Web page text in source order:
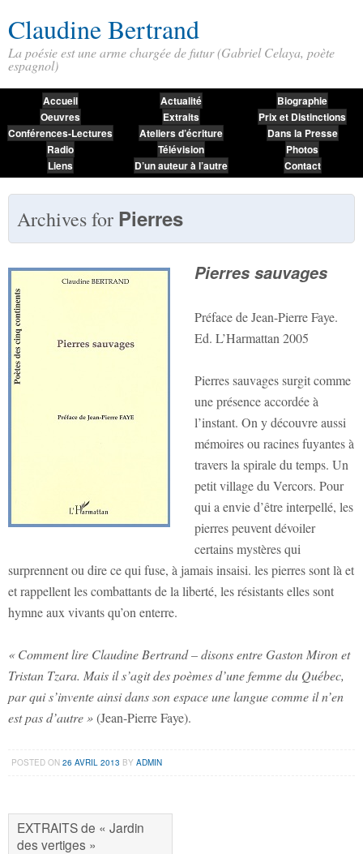
Claudine Bertrand
La poésie est une arme chargée de futur (Gabriel Celaya, poète
espagnol)
Accueil Actualité
Biographie
Oeuvres
Extraits
Prix et Distinctions
Conférences-Lectures
Ateliers d’écriture
Dans la Presse
Radio
Télévision
Photos
Liens
D’un auteur à l’autre Contact
Archives for Pierres
Pierres sauvages
Préface de Jean-Pierre Faye.
Ed. L’Harmattan 2005
Pierres sauvages surgit comme
une présence accordée à
l’instant. On y découvre aussi
mémoires ou racines fuyantes à
travers la spirale du temps. Un
petit village du Vercors. Pour
qui a envie d’être interpellé, les
pierres peuvent dévoiler
certains mystères qui
surprennent ou dire ce qui fuse, à jamais insaisi. les pierres sont là et
et rappellent les combattants de la liberté, les résistants elles sont
hymne aux vivants qu’on enterre.
« Comment lire Claudine Bertrand – disons entre Gaston Miron et
Tristan Tzara. Mais il s’agit des poèmes d’une femme du Québec,
par qui s’invente ainsi dans son espace une langue comme il n’en
est pas d’autre »(Jean-Pierre Faye).
POSTED ON26 AVRIL 2013 BYADMIN
EXTRAITS de « Jardin
des vertiges »